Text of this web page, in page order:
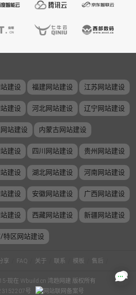
建设 福建网站建设 江苏网站建设
建设 河北网站建设 辽宁网站建设
站建设 内蒙古网站建设
建设 四川网站建设 贵州网站建设
建设 湖北网站建设 河南网站建设
建设 安徽网站建设 广西网站建设
建设 西藏网站建设 新疆网站建设
特区网站建设
享 FAQ 关于 联系 模板 售后
现在 Wbuild.cn 湾趋网建 版权所有
号